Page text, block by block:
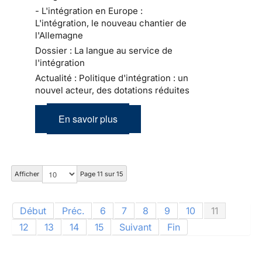
- L'intégration en Europe :
L'intégration, le nouveau chantier de
l'Allemagne
Dossier : La langue au service de
l'intégration
Actualité : Politique d'intégration : un
nouvel acteur, des dotations réduites
En savoir plus
Afficher Page 11 sur 15
Début Préc. 6 7 8 9 10
11
12
13 14 15 Suivant Fin